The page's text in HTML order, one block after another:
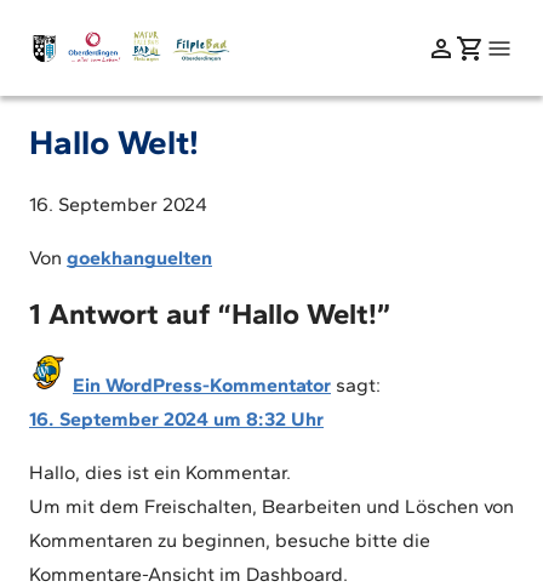
Hallo Welt!
16. September 2024
Von goekhanguelten
1 Antwort auf “Hallo Welt!”
Ein WordPress-Kommentator sagt:
16. September 2024 um 8:32 Uhr
Hallo, dies ist ein Kommentar.
Um mit dem Freischalten, Bearbeiten und Löschen von
Kommentaren zu beginnen, besuche bitte die
Kommentare-Ansicht im Dashboard.